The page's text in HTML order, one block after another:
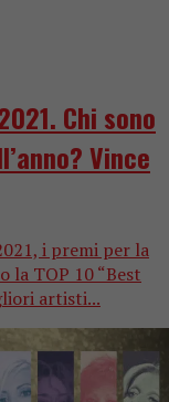
Chi sono
Vince
i premi per la
la TOP 10 “Best
artisti...